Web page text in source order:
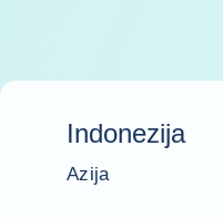
Indonezija
Azija